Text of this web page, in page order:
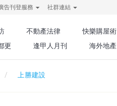
告刊登服務 社群連結
不動產法律 快樂購屋術
更 逢甲人月刊 海外地產
上勝建設